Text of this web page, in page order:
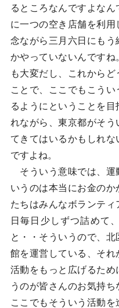
るところなんですよな
に一つの空き店舗を利
念ながら三月六日にも
かやっていないんです
も大変だし、これから
ことで、ここでもこう
るようにということを
れながら、東京都がそ
てきてはいるかもしれ
ですよね。
そういう意味では、運
いうのは本当にお金の
たちはみんなボランテ
日毎日少しずつ詰めて
と・・そういうので、
館を運営している、それ
活動をもっと広げるた
うのが皆さんのお気持ち
ここでもそういう活動